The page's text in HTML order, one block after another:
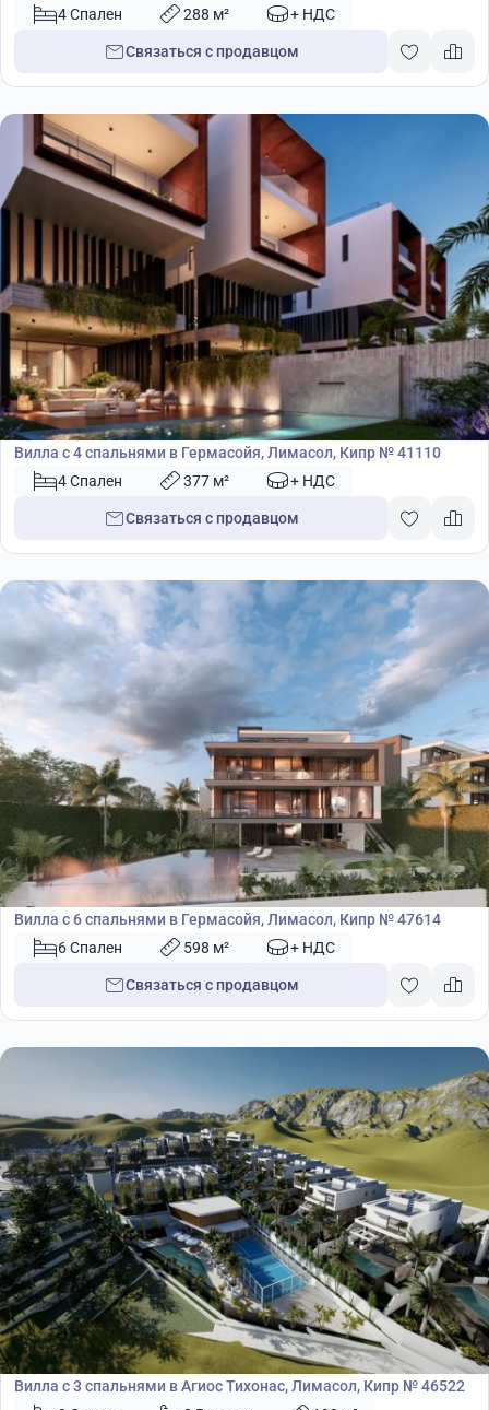
4 Спален 288 м² + НДС
Связаться с продавцом
€1 685 000
Вилла
Вилла с 4 спальнями в Гермасойя, Лимасол, Кипр № 41110
4 Спален
377 м² + НДС
Связаться с продавцом
€4 500 000
Вилла
Вилла с 6 спальнями в Гермасойя, Лимасол, Кипр № 47614
6 Спален
598 м² + НДС
Связаться с продавцом
€1 028 000
Вилла
Вилла с 3 спальнями в Агиос Тихонас, Лимасол, Кипр № 46522